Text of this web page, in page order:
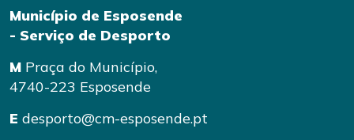
Município de Esposende
- Serviço de Desporto
M Praça do Município,
4740-223 Esposende
E desporto@cm-esposende.pt